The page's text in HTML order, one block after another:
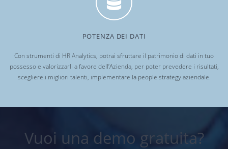
POTENZA DEI DATI
Con strumenti di HR Analytics, potrai sfruttare il patrimonio di dati in tuo
possesso e valorizzarli a favore dell’Azienda, per poter prevedere i risultati,
scegliere i migliori talenti, implementare la people strategy aziendale.
Vuoi una demo gratuita?